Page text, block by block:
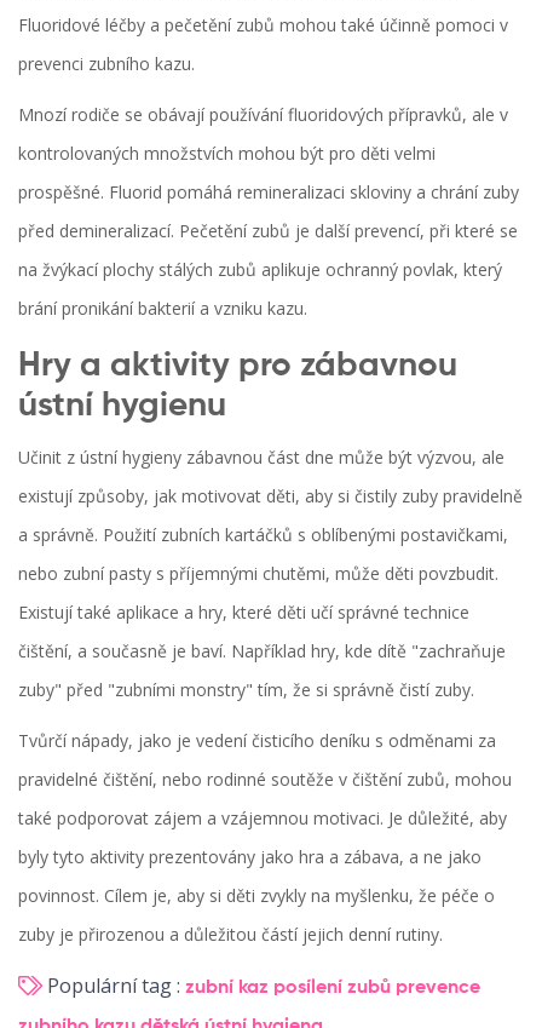
Fluoridové léčby a pečetění zubů mohou také účinně pomoci v
prevenci zubního kazu.
Mnozí rodiče se obávají používání fluoridových přípravků, ale v
kontrolovaných množstvích mohou být pro děti velmi
prospěšné. Fluorid pomáhá remineralizaci skloviny a chrání zuby
před demineralizací. Pečetění zubů je další prevencí, při které se
na žvýkací plochy stálých zubů aplikuje ochranný povlak, který
brání pronikání bakterií a vzniku kazu.
Hry a aktivity pro zábavnou
ústní hygienu
Učinit z ústní hygieny zábavnou část dne může být výzvou, ale
existují způsoby, jak motivovat děti, aby si čistily zuby pravidelně
a správně. Použití zubních kartáčků s oblíbenými postavičkami,
nebo zubní pasty s příjemnými chutěmi, může děti povzbudit.
Existují také aplikace a hry, které děti učí správné technice
čištění, a současně je baví. Například hry, kde dítě "zachraňuje
zuby" před "zubními monstry" tím, že si správně čistí zuby.
Tvůrčí nápady, jako je vedení čisticího deníku s odměnami za
pravidelné čištění, nebo rodinné soutěže v čištění zubů, mohou
také podporovat zájem a vzájemnou motivaci. Je důležité, aby
byly tyto aktivity prezentovány jako hra a zábava, a ne jako
povinnost. Cílem je, aby si děti zvykly na myšlenku, že péče o
zuby je přirozenou a důležitou částí jejich denní rutiny.
Populární tag : zubní kaz posílení zubů prevence